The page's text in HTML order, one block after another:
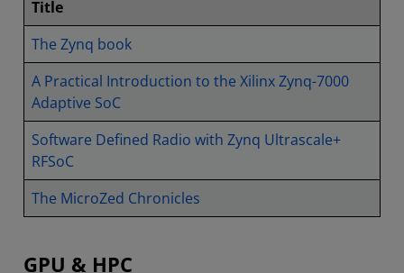
Title
The Zynq book
A Practical Introduction to the Xilinx Zynq-7000
Adaptive SoC
Software Defined Radio with Zynq Ultrascale+
RFSoC
The MicroZed Chronicles
GPU & HPC